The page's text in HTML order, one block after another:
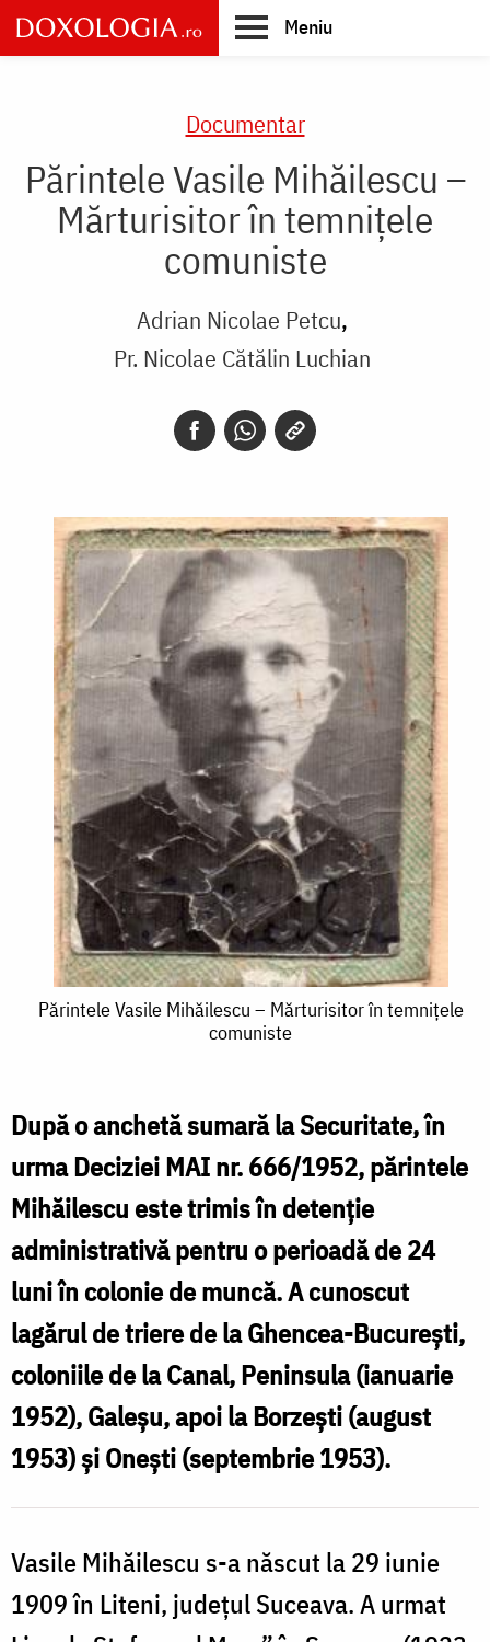
Skip
to
main
Meniu
Documentar
Părintele Vasile Mihăilescu –
Mărturisitor în temnițele
comuniste
Adrian Nicolae Petcu
Pr. Nicolae Cătălin Luchian
Părintele
–
Mărturisitor
în
temnițele
comuniste
Părintele Vasile Mihăilescu – Mărturisitor în temnițele
comuniste
După o anchetă sumară la Securitate, în
urma Deciziei MAI nr. 666/1952, părintele
Mihăilescu este trimis în detenție
administrativă pentru o perioadă de 24
luni în colonie de muncă. A cunoscut
lagărul de triere de la Ghencea-București,
coloniile de la Canal, Peninsula (ianuarie
1952), Galeșu, apoi la Borzești (august
1953) și Onești (septembrie 1953).
Vasile Mihăilescu s-a născut la 29 iunie
1909 în Liteni, județul Suceava. A urmat